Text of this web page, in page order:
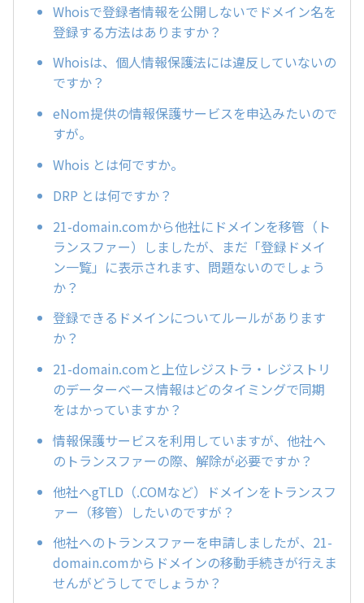
Whoisで登録者情報を公開しないでドメイン名を
登録する方法はありますか？
Whoisは、個人情報保護法には違反していないの
ですか？
eNom提供の情報保護サービスを申込みたいので
すが。
Whois とは何ですか。
DRP とは何ですか？
21-domain.comから他社にドメインを移管（ト
ランスファー）しましたが、まだ「登録ドメイ
ン一覧」に表示されます、問題ないのでしょう
か？
登録できるドメインについてルールがあります
か？
21-domain.comと上位レジストラ・レジストリ
のデーターベース情報はどのタイミングで同期
をはかっていますか？
情報保護サービスを利用していますが、他社へ
のトランスファーの際、解除が必要ですか？
他社へgTLD（.COMなど）ドメインをトランスフ
ァー（移管）したいのですが？
他社へのトランスファーを申請しましたが、21-
domain.comからドメインの移動手続きが行えま
せんがどうしてでしょうか？